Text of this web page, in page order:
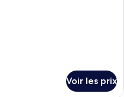
Voir les prix